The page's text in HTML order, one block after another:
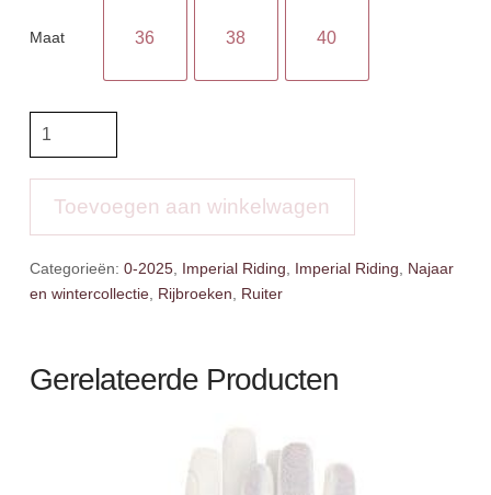
Maat 36 38 40
FullgripToevoegen aan winkelwagen
Categorieën: 0-2025, Imperial Riding Imperial Riding
Najaar
en wintercollectie, Rijbroeken Ruiter
Gerelateerde Producten